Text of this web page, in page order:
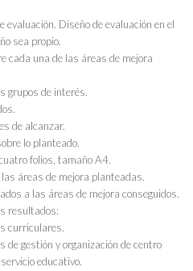
evaluación. Diseño de evaluación en el
sea propio.
cada una de las áreas de mejora
grupos de interés.
de alcanzar.
lo planteado.
folios, tamaño A4.
áreas de mejora planteadas.
a las áreas de mejora conseguidos.
resultados:
curriculares.
de gestión y organización de centro
educativo.